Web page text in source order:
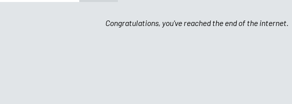
Congratulations, you've reached the end of the internet.